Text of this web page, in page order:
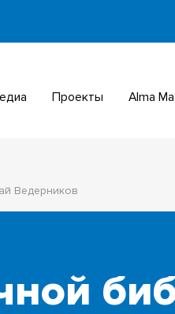
Медиа Проекты Alma
Ведерников